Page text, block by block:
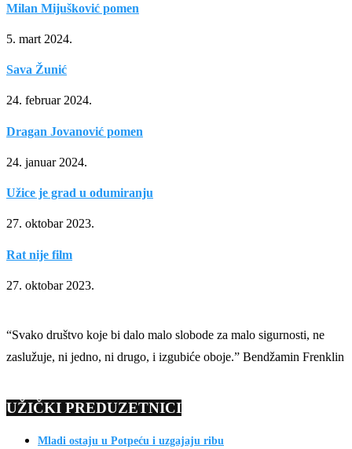
Milan Mijušković pomen
5. mart 2024.
Sava Žunić
24. februar 2024.
Dragan Jovanović pomen
24. januar 2024.
Užice je grad u odumiranju
27. oktobar 2023.
Rat nije film
27. oktobar 2023.
“Svako društvo koje bi dalo malo slobode za malo sigurnosti, ne
zaslužuje, ni jedno, ni drugo, i izgubiće oboje.” Bendžamin Frenklin
UŽIČKI PREDUZETNICI
Mladi ostaju u Potpeću i uzgajaju ribu